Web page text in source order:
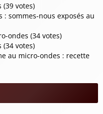
votes)
: sommes-nous exposés au
ondes (34 votes)
votes)
au micro-ondes : recette